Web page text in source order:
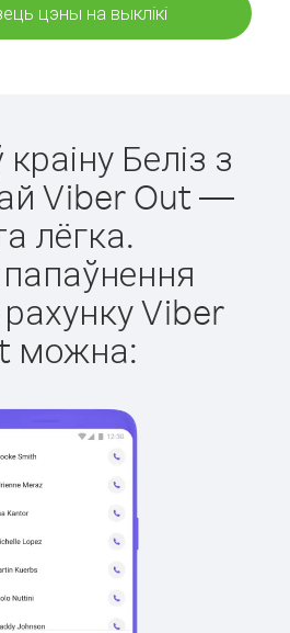
цэны на выклікі
краіну Беліз з
Viber Out —
лёгка.
Viber
можна: